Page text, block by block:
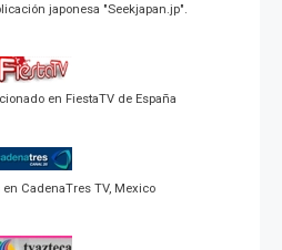
japonesa "Seekjapan.jp".
en FiestaTV de España
CadenaTres TV, Mexico